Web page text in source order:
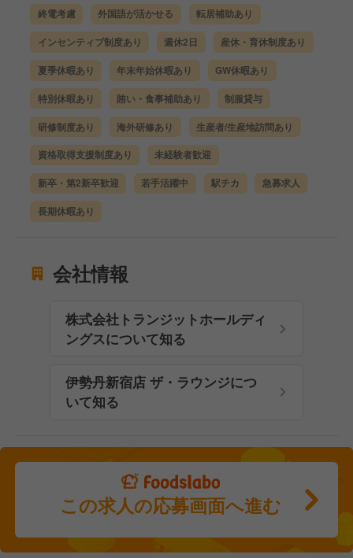
終電考慮 外国語が活かせる 転居補助あり
インセンティブ制度あり 週休2日 産休・育休制度あり
夏季休暇あり 年末年始休暇あり GW休暇あり
特別休暇あり 賄い・食事補助あり 制服貸与
研修制度あり 海外研修あり 生産者/生産地訪問あり
資格取得支援制度あり 未経験者歓迎
新卒・第2新卒歓迎 若手活躍中 駅チカ 急募求人
長期休暇あり
会社情報
株式会社トランジットホールディ
ングスについて知る
伊勢丹新宿店 ザ・ラウンジにつ
いて知る
この求人の応募画面へ進む